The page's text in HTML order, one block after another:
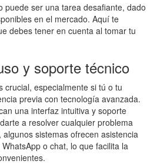
puede ser una tarea desafiante, dado
en el mercado. Aquí te
debes tener en cuenta al tomar tu
y soporte técnico
crucial, especialmente si tú o tu
previa con tecnología avanzada.
una interfaz intuitiva y soporte
a resolver cualquier problema
sistemas ofrecen asistencia
o chat, lo que facilita la